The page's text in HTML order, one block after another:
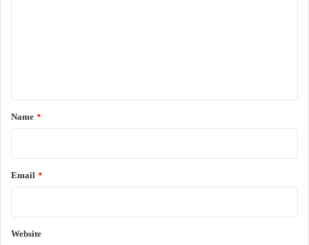
*Name *
Email *
Website